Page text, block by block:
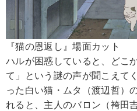
『猫の恩返し』場面カット
ハルが困惑していると、どこ
て」という謎の声が聞こえて
った白い猫・ムタ（渡辺哲）
れると、主人のバロン（袴田